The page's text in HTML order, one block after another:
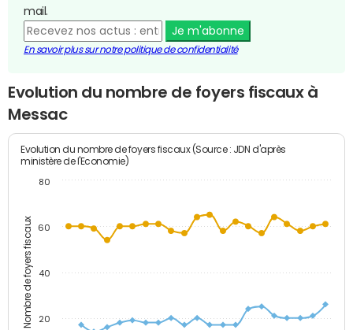
mail.
Je m'abonne
En savoir plus sur notre politique de confidentialité
Evolution du nombre de foyers fiscaux à
Messac
Nombre de foyers fiscaux
Evolution du nombre de foyers fiscaux (Source : JDN d'après
ministère de l'Economie)
20
40
60
80